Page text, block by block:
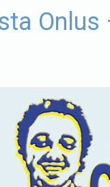
Onlus